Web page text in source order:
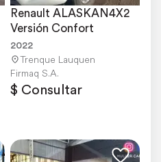
Renault ALASKAN4X2
Versión Confort
2022
Trenque Lauquen
Firmaq S.A.
$ Consultar